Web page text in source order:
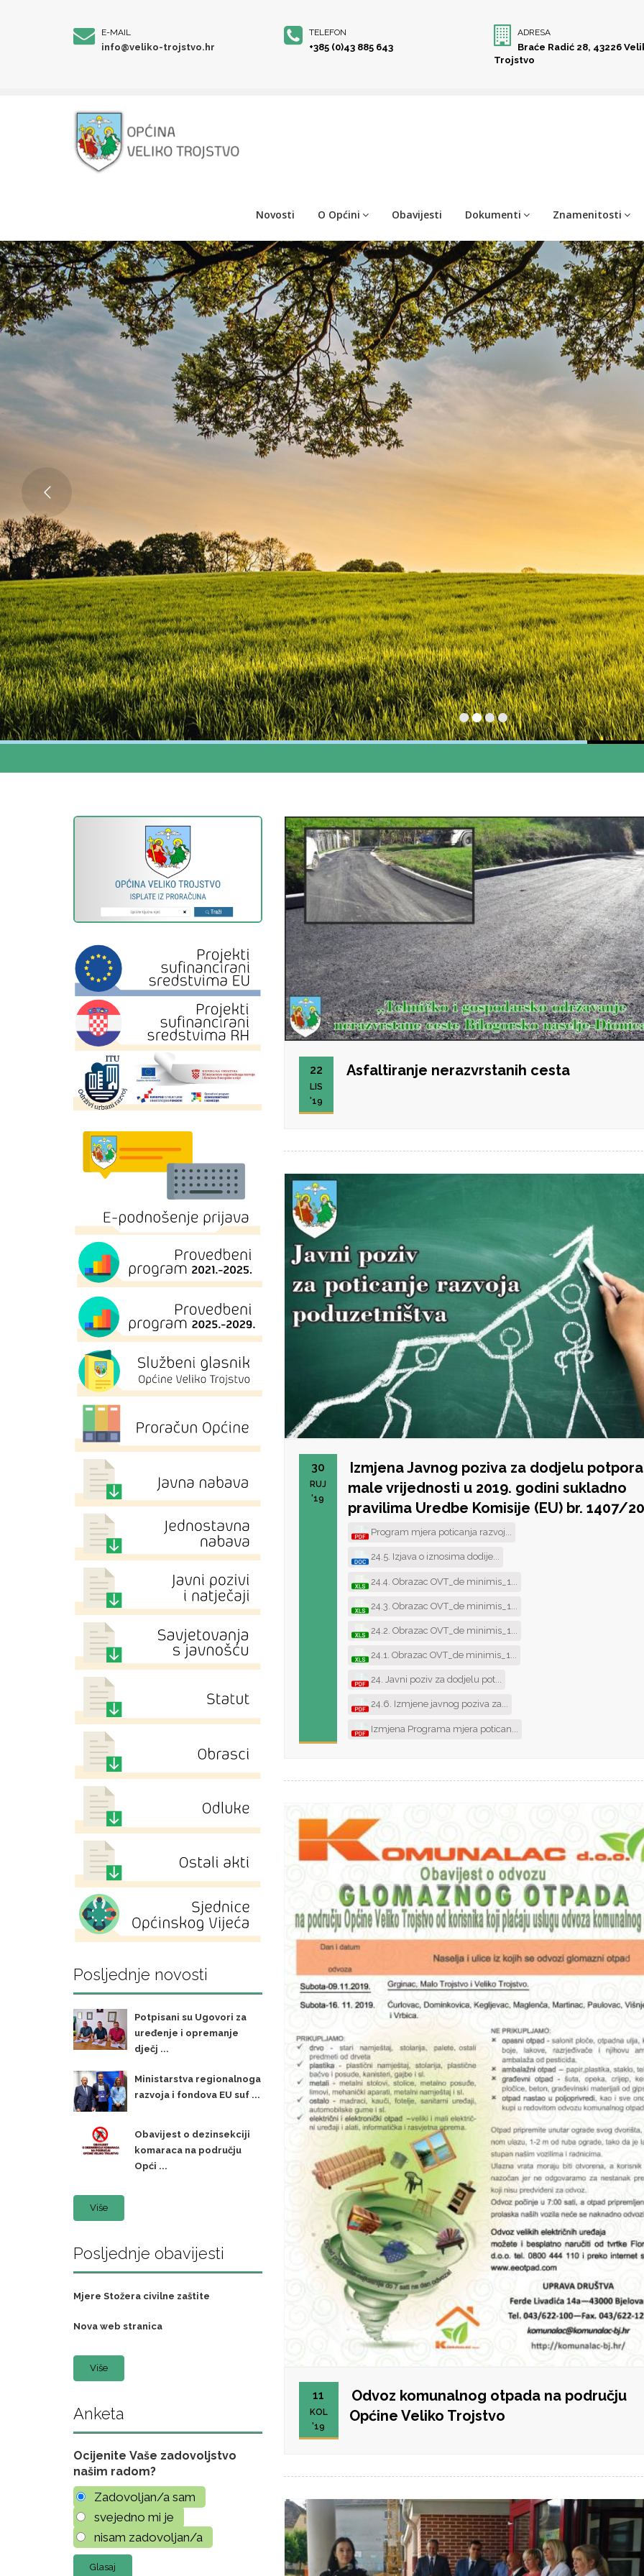
E-MAIL
info@veliko-trojstvo.hr
TELEFON
+385 (0)43 885 643
ADRESA
Braće Radić 28, 43226
Trojstvo
Novosti O Općini Obavijesti Dokumenti Znamenitosti
Posljednje novosti
Potpisani su Ugovori za
uređenje i opremanje
dječj ...
Ministarstva regionalnoga
razvoja i fondova EU suf ...
Obavijest o dezinsekciji
komaraca na području
Opći ...
Više
Posljednje obavijesti
Mjere Stožera civilne zaštite
Nova web stranica
Više
Anketa
Ocijenite Vaše zadovoljstvo
našim radom?
Zadovoljan/a sam
svejedno mi je
nisam zadovoljan/a
22
LIS
'19
Asfaltiranje nerazvrstanih cesta
30
RUJ
'19
Izmjena Javnog poziva za dodjelu potpora
male vrijednosti u 2019. godini sukladno
pravilima Uredbe Komisije (EU) br. 1407/
Program mjera poticanja razvoj...
24.5. Izjava o iznosima dodije...
24.4. Obrazac OVT_de minimis_1...
24.3. Obrazac OVT_de minimis_1...
24.2. Obrazac OVT_de minimis_1...
24.1. Obrazac OVT_de minimis_1...
24. Javni poziv za dodjelu pot...
24.6. Izmjene javnog poziva za...
Izmjena Programa mjera potican...
11
KOL
'19
Odvoz komunalnog otpada na području
Općine Veliko Trojstvo